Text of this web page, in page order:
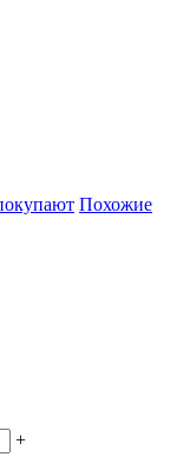
Похожие
+